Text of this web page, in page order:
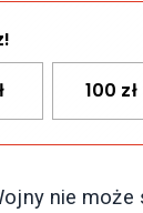
100 zł
nie